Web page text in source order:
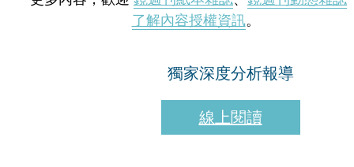
了解內容授權資訊。
獨家深度分析報導
線上閱讀